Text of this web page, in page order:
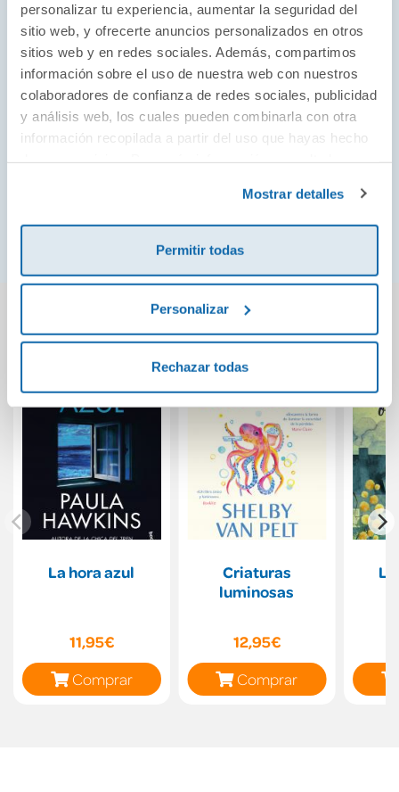
personalizar tu experiencia, aumentar la seguridad del
sitio web, y ofrecerte anuncios personalizados en otros
sitios web y en redes sociales. Además, compartimos
información sobre el uso de nuestra web con nuestros
colaboradores de confianza de redes sociales, publicidad
y análisis web, los cuales pueden combinarla con otra
información recopilada a partir del uso que hayas hecho
Mostrar detalles
Permitir todas
Personalizar
Rechazar todas
saldadas. En su camino han dejado cadáveres,
enemigos y un rastro de sangre que otros están
decididos a seguir. Entre la persecución de quienes
ansían verlos caer y las grietas que se abren entre
ellos, la duda se cierne sobre su vida: ¿hasta dónde
redención es solo un espejismo, pronto descubrirán
que bajo tierra seca nada bueno germina.
También podría gustarte...
La hora azul
11,95€
Comprar
Criaturas
luminosas
12,95€
Comprar